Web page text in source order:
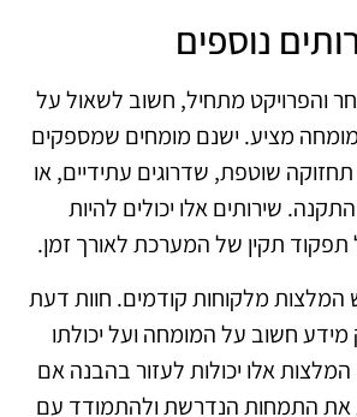
נוספים
והפרויקט מתחיל, חשוב לשאול על
מציע. ישנם מומחים שמספקים
תחזוקה שוטפת, שדרוגים עתידיים, או
שירותים אלו יכולים להיות
תפקוד תקין של המערכת לאורך זמן.
המלצות מלקוחות קודמים. חוות דעת
מידע חשוב על המומחה ועל יכולתו
המלצות אלו יכולות לעזור בהבנה אם
את התמחות הנדרשת ולהתמודד עם